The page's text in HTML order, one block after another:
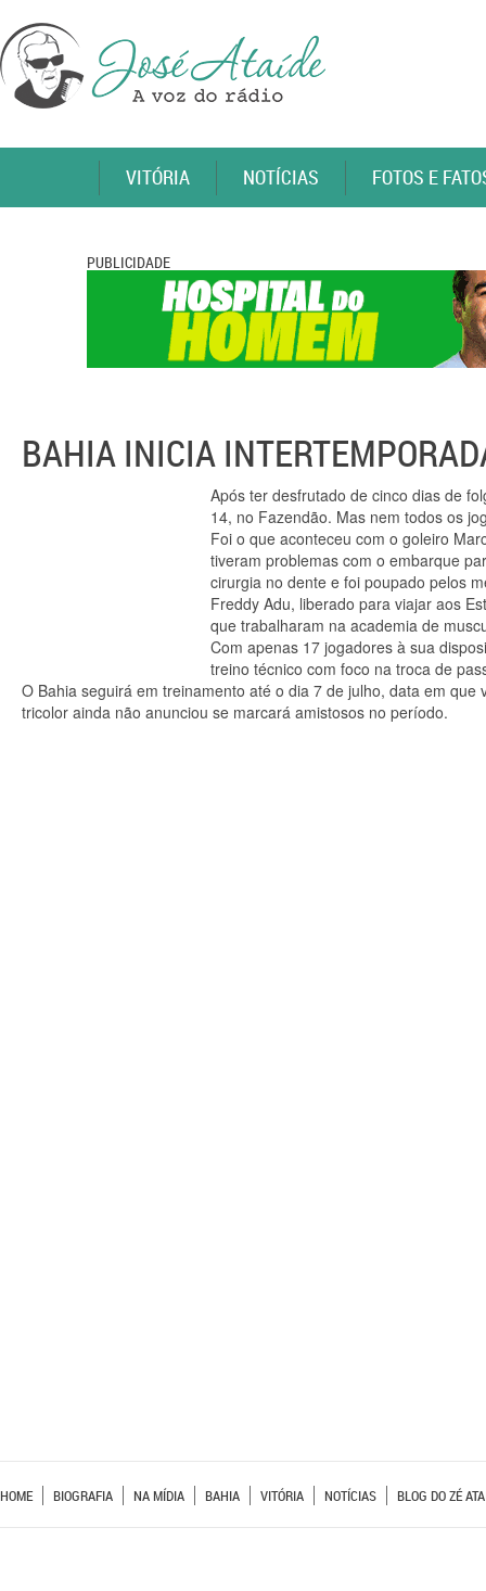
VITÓRIA NOTÍCIAS FOTOS E
PUBLICIDADE
BAHIA INICIA
Após ter desfrutado de cinco dias de
14, no Fazendão. Mas nem todos os
Foi o que aconteceu com o goleiro
tiveram problemas com o embarque
cirurgia no dente e foi poupado pelos
Freddy Adu, liberado para viajar aos
que trabalharam na academia de
Com apenas 17 jogadores à sua
treino técnico com foco na troca de
O Bahia seguirá em treinamento até o dia 7 de julho, data em
tricolor ainda não anunciou se marcará amistosos no período.
HOME BIOGRAFIA NA MÍDIA BAHIA VITÓRIA NOTÍCIAS BLOG DO ZÉ